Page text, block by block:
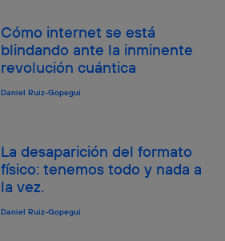
Cómo internet se está
blindando ante la inminente
revolución cuántica
Daniel Ruiz-Gopegui
La desaparición del formato
físico: tenemos todo y nada a
la vez.
Daniel Ruiz-Gopegui